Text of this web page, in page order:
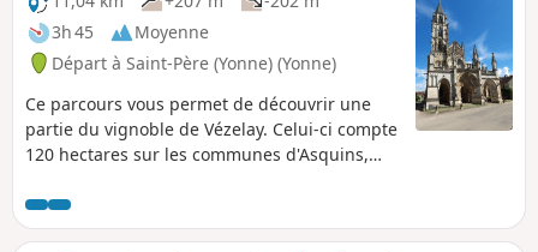
3h 45
Moyenne
Départ à Saint-Père (Yonne) (Yonne)
Ce parcours vous permet de découvrir une
partie du vignoble de Vézelay. Celui-ci compte
120 hectares sur les communes d'Asquins,
cette randonnée vous pourrez découvrir de
nombreux points de vue sur la basilique de